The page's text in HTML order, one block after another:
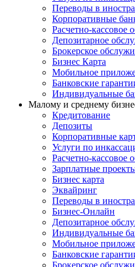
Переводы в
Корпоративные
Расчетно-кассовое
Депозитарное
Брокерское
Бизнес Карта
Мобильное
Банковские
Индивидуальные
Малому и среднему
Кредитование
Депозиты
Корпоративные
Услуги по
Расчетно-кассовое
Зарплатные
Бизнес карта
Эквайринг
Переводы в
Бизнес-Онлайн
Депозитарное
Индивидуальные
Мобильное
Банковские
Брокерское